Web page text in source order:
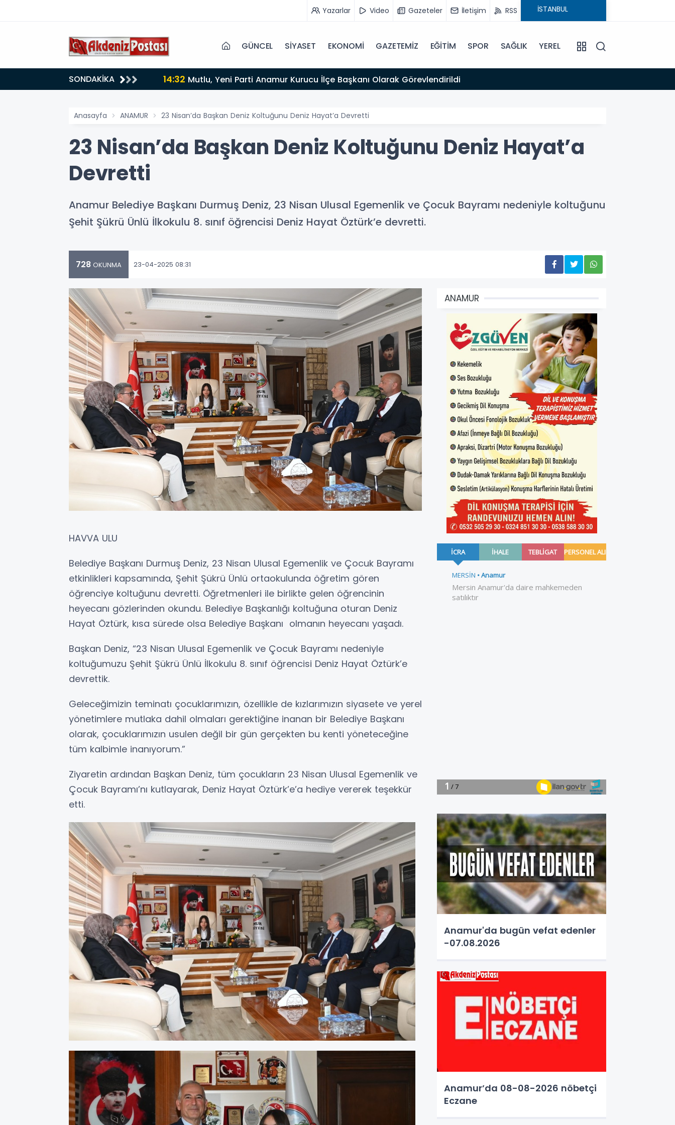
Yazarlar Video Gazeteler İletişim RSS
GÜNCEL SİYASET EKONOMİ GAZETEMİZ EĞİTİM SPOR SAĞLIK YEREL
SONDAKİKA
Kurucu İlçe Başkanı Olarak Görevlendirildi 14:12 Anamur'da Kasten öldürmeye teşebbüs şüphelisi tutuklandı
Anasayfa ANAMUR 23 Nisan’da Başkan Deniz Koltuğunu Deniz Hayat’a Devretti
23 Nisan’da Başkan Deniz Koltuğunu Deniz Hayat’a
Devretti
Anamur Belediye Başkanı Durmuş Deniz, 23 Nisan Ulusal Egemenlik ve Çocuk Bayramı nedeniyle koltuğunu
Şehit Şükrü Ünlü İlkokulu 8. sınıf öğrencisi Deniz Hayat Öztürk’e devretti.
728 OKUNMA 23-04-2025 08:31
HAVVA ULU
Belediye Başkanı Durmuş Deniz, 23 Nisan Ulusal Egemenlik ve Çocuk Bayramı
etkinlikleri kapsamında, Şehit Şükrü Ünlü ortaokulunda öğretim gören
öğrenciye koltuğunu devretti. Öğretmenleri ile birlikte gelen öğrencinin
heyecanı gözlerinden okundu. Belediye Başkanlığı koltuğuna oturan Deniz
Hayat Öztürk, kısa sürede olsa Belediye Başkanı olmanın heyecanı yaşadı.
Başkan Deniz, “23 Nisan Ulusal Egemenlik ve Çocuk Bayramı nedeniyle
koltuğumuzu Şehit Şükrü Ünlü İlkokulu 8. sınıf öğrencisi Deniz Hayat Öztürk’e
devrettik.
Geleceğimizin teminatı çocuklarımızın, özellikle de kızlarımızın siyasete ve yerel
yönetimlere mutlaka dahil olmaları gerektiğine inanan bir Belediye Başkanı
olarak, çocuklarımızın usulen değil bir gün gerçekten bu kenti yöneteceğine
tüm kalbimle inanıyorum.”
Ziyaretin ardından Başkan Deniz, tüm çocukların 23 Nisan Ulusal Egemenlik ve
Çocuk Bayramı’nı kutlayarak, Deniz Hayat Öztürk’e’a hediye vererek teşekkür
etti.
ANAMUR
Anamur'da bugün vefat edenler
-07.08.2026
Anamur’da 08-08-2026 nöbetçi
Eczane